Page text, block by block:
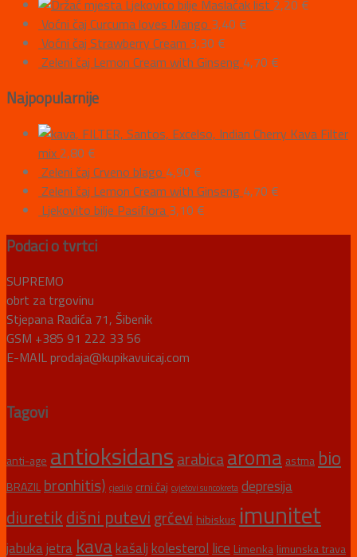
Ljekovito bilje Maslačak list 2,20 €
Voćni čaj Curcuma loves Mango 3,40 €
Voćni čaj Strawberry Cream 3,30 €
Zeleni čaj Lemon Cream with Ginseng 4,70 €
Najpopularnije
Kava Filter
mix 2,80 €
Zeleni čaj Crveno blago 4,90 €
Zeleni čaj Lemon Cream with Ginseng 4,70 €
Ljekovito bilje Pasiflora 3,10 €
Podaci o tvrtci
SUPREMO
obrt za trgovinu
Stjepana Radića 71, Šibenik
GSM +385 91 222 33 56
E-MAIL prodaja@kupikavuicaj.com
Tagovi
anti-age antioksidans arabicaaroma astma bio
BRAZIL bronhitis) cjedilo crni čaj cvjetovi suncokreta depresija
diuretikdišni putevi grčevi hibiskus imunitet
jabukajetra kavakašaljkolesterol lice Limenka limunska trava